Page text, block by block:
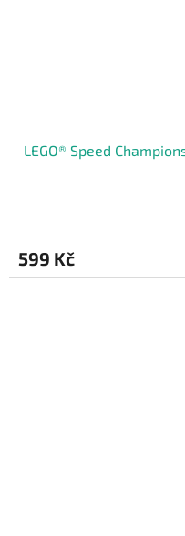
LEGO® Speed
599 Kč